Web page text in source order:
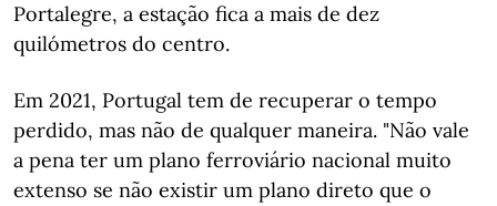
Portalegre, a estação fica a mais de dez
quilómetros do centro.
Em 2021, Portugal tem de recuperar o tempo
perdido, mas não de qualquer maneira. "Não vale
a pena ter um plano ferroviário nacional muito
extenso se não existir um plano direto que o